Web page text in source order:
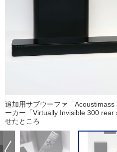
追加用サブウーファ「
ーカー「Virtually Invisible 300
せたところ